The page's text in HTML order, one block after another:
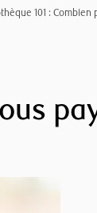
101 :